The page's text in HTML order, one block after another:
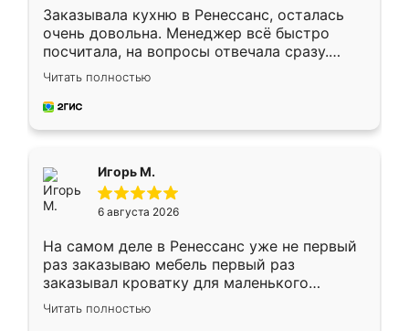
Заказывала кухню в Ренессанс, осталась
очень довольна. Менеджер всё быстро
посчитала, на вопросы отвечала сразу.
Замерщик приехал в субботу, подошёл к
делу со всей ответственностью. Собрали
за день, ребята работали аккуратно, даже
Читать полностью
Игорь М.
6 августа 2026
На самом деле в Ренессанс уже не первый
раз заказываю мебель первый раз
заказывал кроватку для маленького
ребёнка при его рождении ,во второй раз
заказал шкаф-купе. По качеству очень
Читать полностью